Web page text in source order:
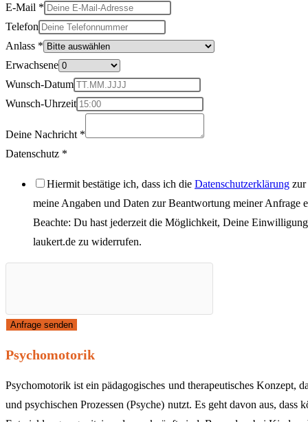
E-Mail *
Telefon
Anlass *
Erwachsene
Wunsch-Datum
Wunsch-Uhrzeit
Deine Nachricht *
Deine
Datenschutz *
Hiermit bestätige ich, dass ich die Datenschutzerklärung zur
meine Angaben und Daten zur Beantwortung meiner Anfrage
Beachte: Du hast jederzeit die Möglichkeit, Deine
laukert.de zu widerrufen.
Anfrage senden
Psychomotorik
Psychomotorik ist ein pädagogisches und therapeutisches Konzept,
und psychischen Prozessen (Psyche) nutzt. Es geht davon aus,